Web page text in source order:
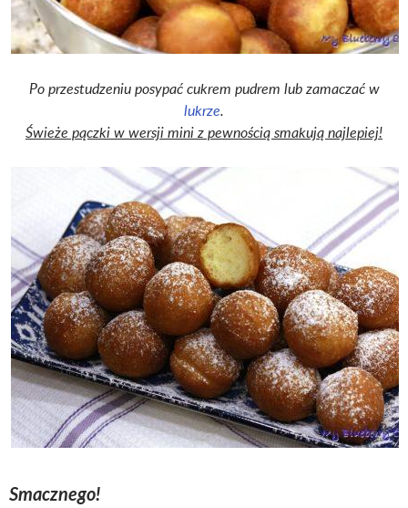
Po przestudzeniu posypać cukrem pudrem lub zamaczać w
lukrze.
Świeże pączki w wersji mini z pewnością smakują najlepiej!
Smacznego!